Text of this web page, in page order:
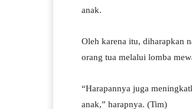
anak.
Oleh karena itu, diharapkan
orang tua melalui lomba
“Harapannya juga
anak,” harapnya. (Tim)